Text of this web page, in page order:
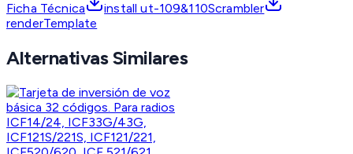
Ficha Técnica
install ut-109&110Scrambler
renderTemplate
Alternativas Similares